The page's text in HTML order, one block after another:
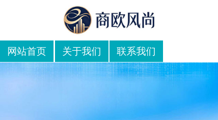
网站首页 关于我们 联系我们